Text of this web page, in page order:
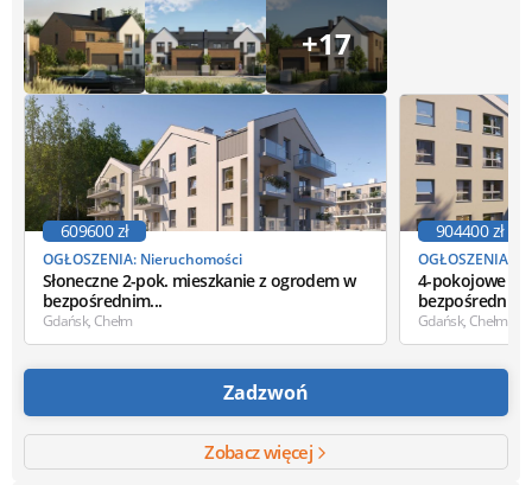
+17
OGŁOSZENIA: Nieruchomości
Słoneczne 2-pok. mieszkanie z ogrodem w
bezpośrednim...
609600 zł
Gdańsk, Chełm
OGŁOSZENIA:
4-pokojowe
904400 zł
Gdańsk, Chełm
Zadzwoń
Zobacz więcej